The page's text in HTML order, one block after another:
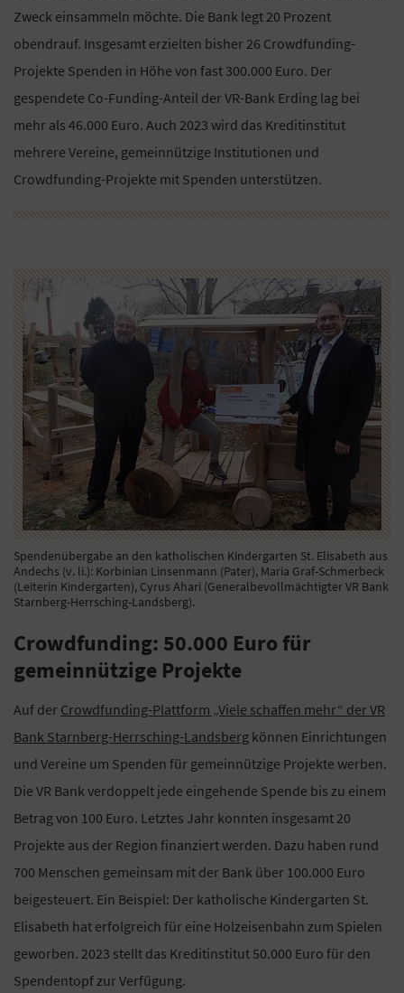
Zweck einsammeln möchte. Die Bank legt 20 Prozent
obendrauf. Insgesamt erzielten bisher 26 Crowdfunding-
Projekte Spenden in Höhe von fast 300.000 Euro. Der
gespendete Co-Funding-Anteil der VR-Bank Erding lag bei
mehr als 46.000 Euro. Auch 2023 wird das Kreditinstitut
mehrere Vereine, gemeinnützige Institutionen und
Crowdfunding-Projekte mit Spenden unterstützen.
Spendenübergabe an den katholischen Kindergarten St. Elisabeth aus
Andechs (v. li.): Korbinian Linsenmann (Pater), Maria Graf-Schmerbeck
(Leiterin Kindergarten), Cyrus Ahari (Generalbevollmächtigter VR Bank
Starnberg-Herrsching-Landsberg).
Crowdfunding: 50.000 Euro für
gemeinnützige Projekte
Auf der Crowdfunding-Plattform „Viele schaffen mehr“ der VR
Bank Starnberg-Herrsching-Landsberg können Einrichtungen
und Vereine um Spenden für gemeinnützige Projekte werben.
Die VR Bank verdoppelt jede eingehende Spende bis zu einem
Betrag von 100 Euro. Letztes Jahr konnten insgesamt 20
Projekte aus der Region finanziert werden. Dazu haben rund
700 Menschen gemeinsam mit der Bank über 100.000 Euro
beigesteuert. Ein Beispiel: Der katholische Kindergarten St.
Elisabeth hat erfolgreich für eine Holzeisenbahn zum Spielen
geworben. 2023 stellt das Kreditinstitut 50.000 Euro für den
Spendentopf zur Verfügung.